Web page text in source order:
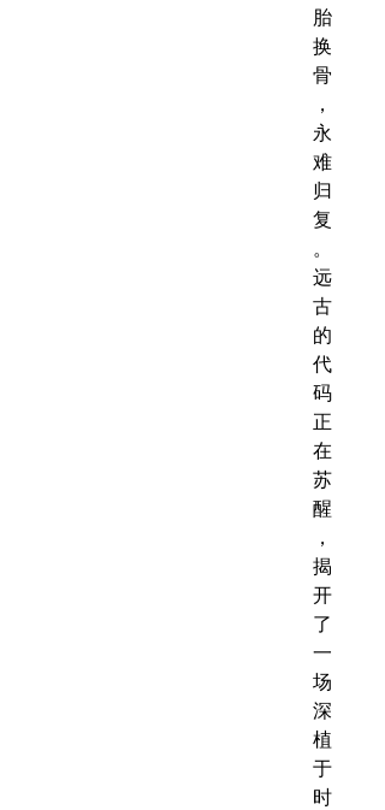
胎
换
骨
，
永
难
归
复
。
远
古
的
代
码
正
在
苏
醒
，
揭
开
了
一
场
深
植
于
时